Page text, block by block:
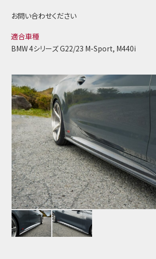
お問い合わせください
適合車種
BMW 4シリーズ G22/23 M-Sport, M440i